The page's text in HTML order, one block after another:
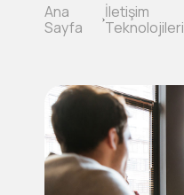
Sayfa
yolu
Ana
Sayfa
İletişim
Teknolojileri